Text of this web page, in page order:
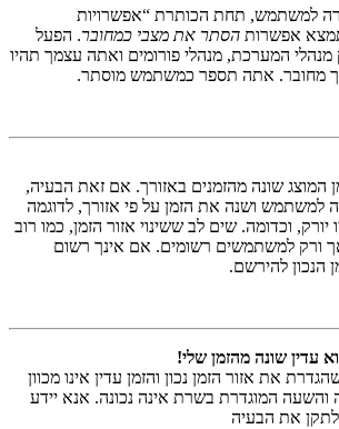
למשתמש, תחת הכותרת “אפשרויות
אפשרות הסתר את מצבי כמחובר. הפעל
מנהלי המערכת, מנהלי פורומים ואתה עצמך תהיו
מחובר. אתה תספר כמשתמש מוסתר.
המוצג שונה מהזמנים באזורך. אם זאת הבעיה,
למשתמש ושנה את הזמן על פי אזורך, לדוגמה
יורק, וכדומה. שים לב ששינוי אזור הזמן, כמו רוב
ורק למשתמשים רשומים. אם אינך רשום
הנכון להירשם.
עדין שונה מהזמן שלי!
את אזור הזמן נכון והזמן עדין אינו מכוון
והשעה המוגדרת בשרת אינה נכונה. אנא יידע
את הבעיה